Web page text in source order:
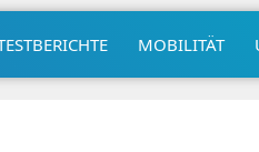
MOBILITÄT